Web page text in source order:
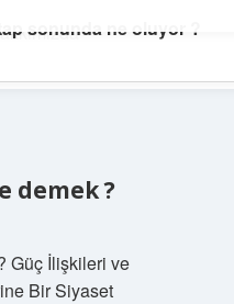
demek ?
Güç İlişkileri ve
Bir Siyaset
sonunda ne oluyor ?